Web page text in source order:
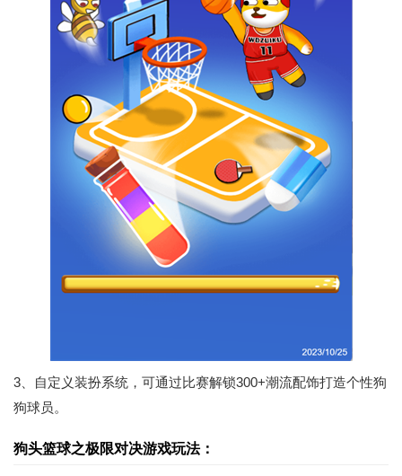
3、自定义装扮系统，可通过比赛解锁300+潮流配饰打造个性狗
狗球员。
狗头篮球之极限对决游戏玩法：